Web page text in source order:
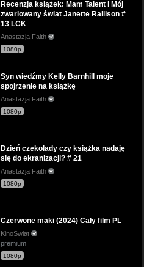
Recenzja książek: Mam Talent i Mój
zwariowany świat Janette Rallison #
13 LCK
Anastazja Faith
1080p
Syn wiedźmy Kelly Barnhill moje
spojrzenie na książkę
Anastazja Faith
1080p
Dzień czekolady czy książka nadaję
się do ekranizacji? # 21
Anastazja Faith
1080p
Czerwone maki (2024) Cały film PL
KinoSwiat
premium
1080p